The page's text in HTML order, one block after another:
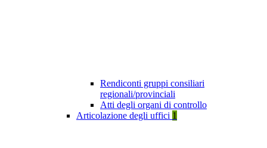
Rendiconti gruppi consiliari
regionali/provinciali
Atti degli organi di controllo
Articolazione degli uffici 1